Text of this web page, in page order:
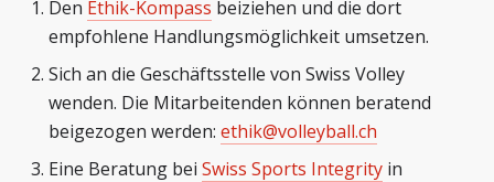
Den Ethik-Kompass beiziehen und die dort
empfohlene Handlungsmöglichkeit umsetzen.
Sich an die Geschäftsstelle von Swiss Volley
wenden. Die Mitarbeitenden können beratend
beigezogen werden: ethik@volleyball.ch
Eine Beratung bei Swiss Sports Integrity in